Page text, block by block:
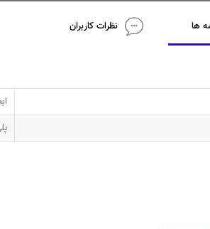
ها نظرات کاربران
ابعاد